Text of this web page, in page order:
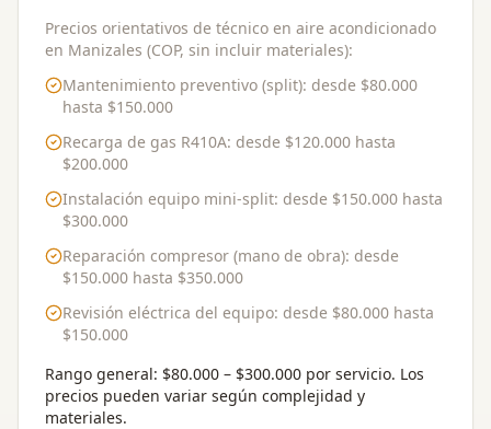
Precios orientativos de técnico en aire acondicionado
en Manizales (COP, sin incluir materiales):
Mantenimiento preventivo (split): desde $80.000
hasta $150.000
Recarga de gas R410A: desde $120.000 hasta
$200.000
Instalación equipo mini-split: desde $150.000 hasta
$300.000
Reparación compresor (mano de obra): desde
$150.000 hasta $350.000
Revisión eléctrica del equipo: desde $80.000 hasta
$150.000
Rango general: $80.000 – $300.000 por servicio. Los
precios pueden variar según complejidad y
materiales.